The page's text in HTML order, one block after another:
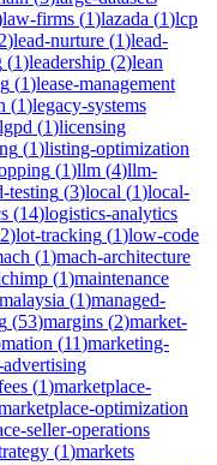
law-firms (1)lazada (1)lcp
2)lead-nurture (1)lead-
(1)leadership (2)lean
(1)lease-management
(1)legacy-systems
lgpd (1)licensing
(1)listing-optimization
(1)llm (4)llm-
testing (3)local (1)local-
(14)logistics-analytics
2)lot-tracking (1)low-code
(1)mach-architecture
(1)maintenance
malaysia (1)managed-
(53)margins (2)market-
(11)marketing-
(1)marketplace-
optimization
seller-operations
(1)markets